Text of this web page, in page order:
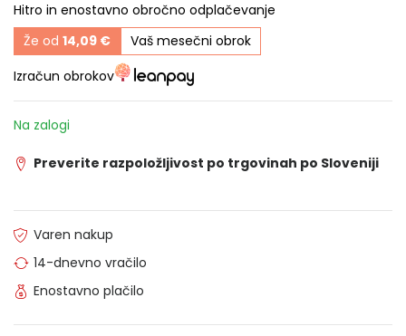
Hitro in enostavno obročno odplačevanje
Že od 14,09 €
Vaš mesečni obrok
Izračun obrokov
Na zalogi
Preverite razpoložljivost po trgovinah po Sloveniji
Varen nakup
14-dnevno vračilo
Enostavno plačilo